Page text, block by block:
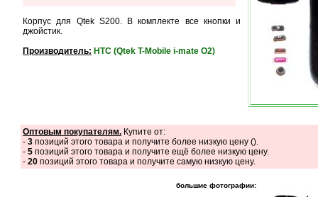
Корпус для Qtek S200. В комплекте все кнопки и
джойстик.
Производитель: HTC (Qtek T-Mobile i-mate O2)
Оптовым покупателям. Купите от:
- 3 позиций этого товара и получите более низкую цену ().
- 5 позиций этого товара и получите ещё более низкую цену.
- 20 позиций этого товара и получите самую низкую цену.
большие фотографии: